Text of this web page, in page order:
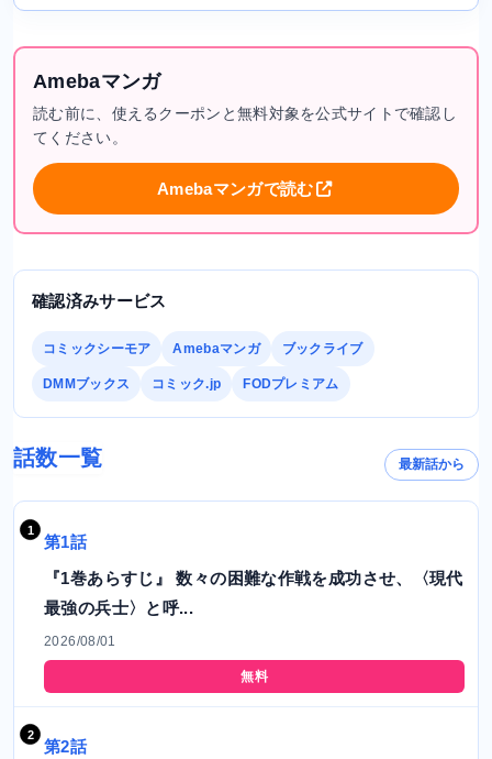
Amebaマンガ
読む前に、使えるクーポンと無料対象を公式サイトで確認し
てください。
Amebaマンガで読む
確認済みサービス
コミックシーモア Amebaマンガ ブックライブ
DMMブックス コミック.jp FODプレミアム
話数一覧 最新話から
第1話
『1巻あらすじ』 数々の困難な作戦を成功させ、〈現代
最強の兵士〉と呼...
2026/08/01
無料
第2話